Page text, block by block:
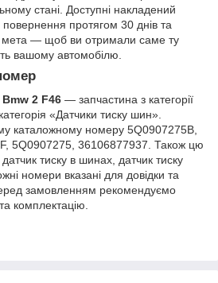
стані. Доступні накладений
протягом 30 днів та
мета — щоб ви отримали саме ту
вашому автомобілю.
2 F46 — запчастина з категорії
«Датчики тиску шин».
каталожному номеру 5Q0907275B,
5Q0907275, 36106877937. Також цю
тиску в шинах, датчик тиску
номери вказані для довідки та
замовленням рекомендуємо
комплектацію.